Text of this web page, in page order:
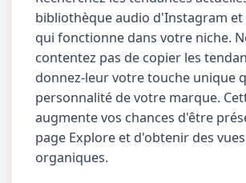
bibliothèque audio d'Instagram et
qui fonctionne dans votre niche.
contentez pas de copier les
donnez-leur votre touche unique
personnalité de votre marque.
augmente vos chances d'être
page Explore et d'obtenir des
organiques.